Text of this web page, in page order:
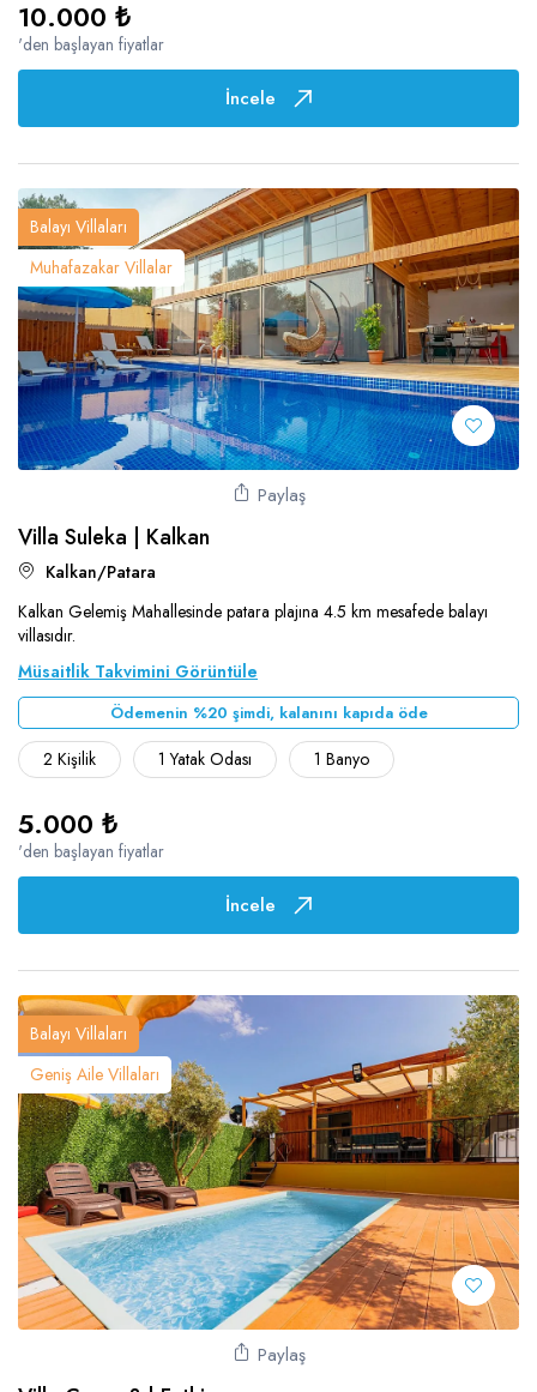
10.000 ₺
'den başlayan fiyatlar
İncele
Balayı Villaları
Muhafazakar Villalar
Paylaş
Villa Suleka | Kalkan
Kalkan/Patara
Kalkan Gelemiş Mahallesinde patara plajına 4.5 km mesafede balayı
villasıdır.
Müsaitlik Takvimini Görüntüle
Ödemenin %20 şimdi, kalanını kapıda öde
2 Kişilik 1 Yatak Odası 1 Banyo
5.000 ₺
'den başlayan fiyatlar
İncele
Balayı Villaları
Geniş Aile Villaları
Paylaş